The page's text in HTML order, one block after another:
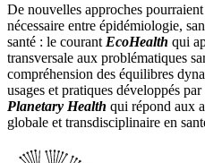
De nouvelles approches
nécessaire entre épidémiologie,
santé : le courant EcoHealth qui
transversale aux problématiques
compréhension des équilibres
usages et pratiques développés
Planetary Health qui répond aux
globale et transdisciplinaire en